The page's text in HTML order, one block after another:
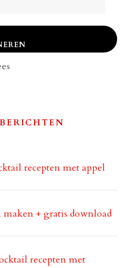
recepten met appel
maken + gratis download
recepten met